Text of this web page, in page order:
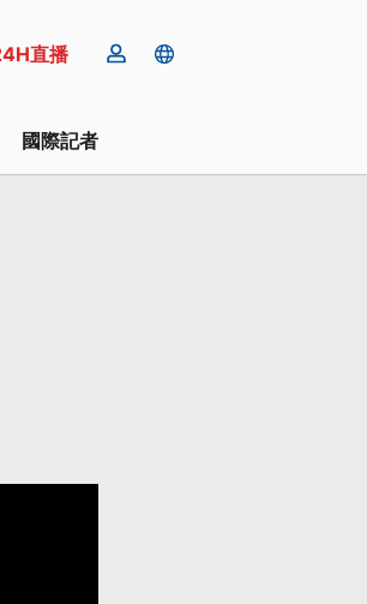
直播
國際記者